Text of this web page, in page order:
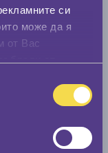
си
може да я
от Вас